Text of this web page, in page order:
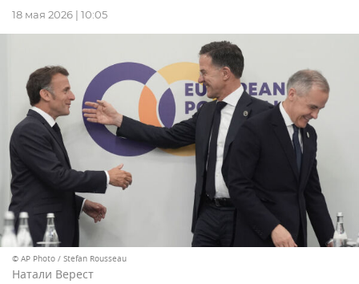
18 мая 2026 | 10:05
© AP Photo / Stefan Rousseau
Натали Верест